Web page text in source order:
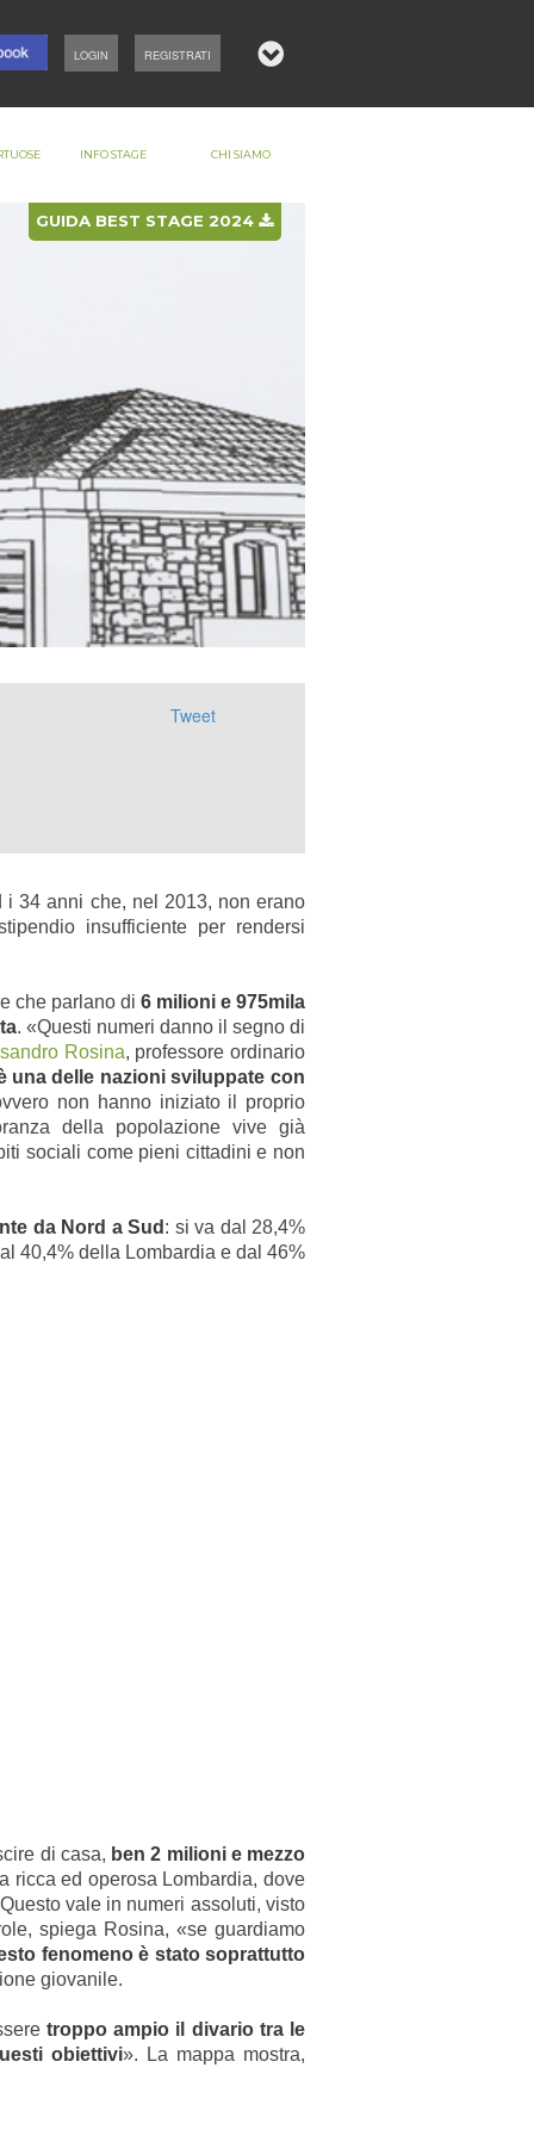
REGISTRATI
LOGIN
GUIDA BEST STAGE 2024
INFO STAGE CHI SIAMO
Tweet
34 anni che, nel 2013, non erano
insufficiente per rendersi
che parlano di 6 milioni e 975mila
. «Questi numeri danno il segno di
Rosina, professore ordinario
è una delle nazioni sviluppate con
non hanno iniziato il proprio
della popolazione vive già
sociali come pieni cittadini e non
da Nord a Sud : si va dal 28,4%
40,4% della Lombardia e dal 46%
di casa, ben 2 milioni e mezzo
ricca ed operosa Lombardia, dove
vale in numeri assoluti, visto
spiega Rosina, «se guardiamo
fenomeno è stato soprattutto
giovanile.
troppo ampio il divario tra le
obiettivi». La mappa mostra,